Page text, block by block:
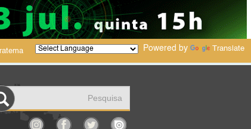
Powered by Translate